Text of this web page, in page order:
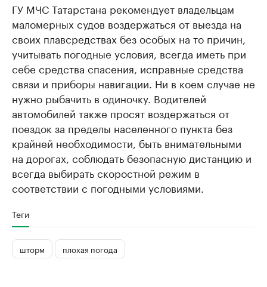
ГУ МЧС Татарстана рекомендует владельцам
маломерных судов воздержаться от выезда на
своих плавсредствах без особых на то причин,
учитывать погодные условия, всегда иметь при
себе средства спасения, исправные средства
связи и приборы навигации. Ни в коем случае не
нужно рыбачить в одиночку. Водителей
автомобилей также просят воздержаться от
поездок за пределы населенного пункта без
крайней необходимости, быть внимательными
на дорогах, соблюдать безопасную дистанцию и
всегда выбирать скоростной режим в
соответствии с погодными условиями.
Теги
шторм плохая погода